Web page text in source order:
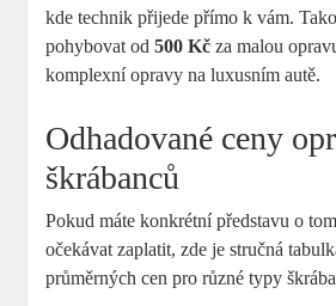
kde technik přijede přímo k vám.
pohybovat od500 Kč za malou
komplexní opravy na luxusním autě.
Odhadované ceny
škrábanců
Pokud máte konkrétní představu o
očekávat zaplatit, zde je stručná
průměrných cen pro různé typy